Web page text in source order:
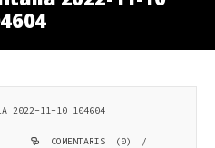
2022-11-10 104604
COMENTARIS (0) /